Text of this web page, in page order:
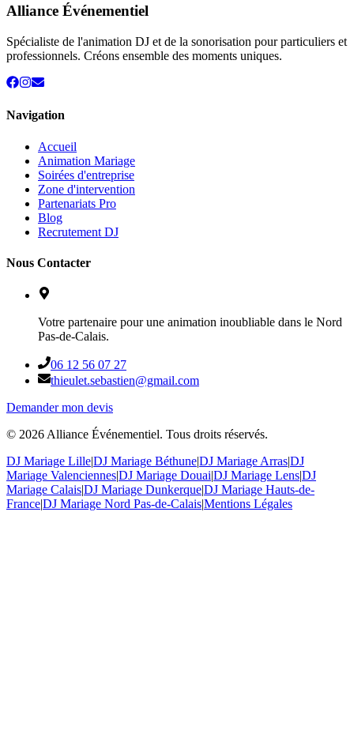
Alliance Événementiel
Spécialiste de l'animation DJ et de la sonorisation pour particuliers et
professionnels. Créons ensemble des moments uniques.
Navigation
Accueil
Animation Mariage
Soirées d'entreprise
Zone d'intervention
Partenariats Pro
Blog
Recrutement DJ
Nous Contacter
Votre partenaire pour une animation inoubliable dans le Nord
Pas-de-Calais.
06 12 56 07 27
thieulet.sebastien@gmail.com
Demander mon devis
© 2026 Alliance Événementiel. Tous droits réservés.
DJ Mariage Lille|DJ Mariage Béthune|DJ Mariage Arras|DJ
Mariage Valenciennes|DJ Mariage Douai|DJ Mariage Lens|DJ
Mariage Calais|DJ Mariage Dunkerque|DJ Mariage Hauts-de-
France|DJ Mariage Nord Pas-de-Calais|Mentions Légales